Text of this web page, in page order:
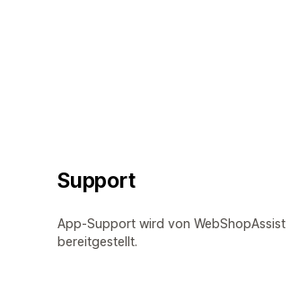
Support
App-Support wird von WebShopAssist
bereitgestellt.